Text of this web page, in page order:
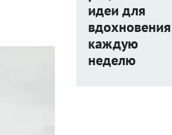
идеи для
вдохновения
каждую
неделю